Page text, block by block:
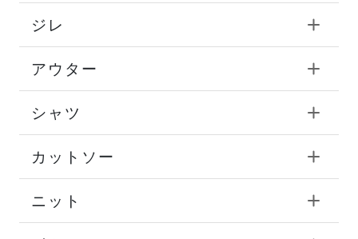
ジレ
アウター
シャツ
カットソー
ニット